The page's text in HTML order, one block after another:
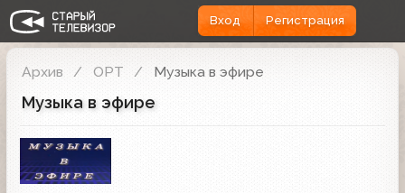
Вход Регистрация
Архив ОРТ Музыка в эфире
Музыка в эфире